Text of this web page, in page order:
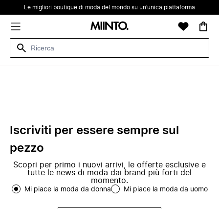
Le migliori boutique di moda del mondo su un’unica piattaforma
Iscriviti per essere sempre sul
pezzo
Scopri per primo i nuovi arrivi, le offerte esclusive e
tutte le news di moda dai brand più forti del
momento.
Mi piace la moda da donna Mi piace la moda da uomo